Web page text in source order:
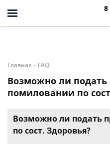
8
Главная - FAQ
Возможно ли подать
помиловании по
Возможно ли подать
по сост. Здоровья?